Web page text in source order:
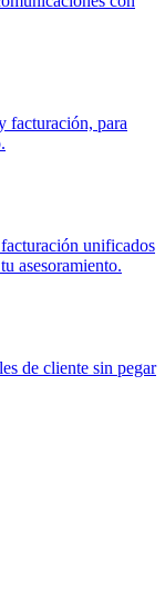
facturación, para
unificados
asesoramiento.
de cliente sin pegar